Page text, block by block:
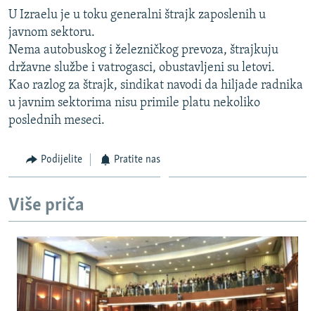
FOTOGALERIJE
INFOGRAFIKE
RAT U UKRAJINI
KINA NA BALKANU
RSE PRIČE IZ SVIJETA
ISPRIČAJ MI
DNEVNO@RSE
VIŠE OD NASLOVA
POPLAVE I KLIZIŠTA U BIH 2024.
TV LIBERTY
POST SCRIPTUM
MOJA EVROPA
PRATITE NAS
Sve RFE/RL stranice
U Izraelu je u toku generalni štrajk zaposlenih u
javnom sektoru.
Nema autobuskog i železničkog prevoza, štrajkuju
državne službe i vatrogasci, obustavljeni su letovi.
Kao razlog za štrajk, sindikat navodi da hiljade radnika
u javnim sektorima nisu primile platu nekoliko
poslednih meseci.
Podijelite Pratite nas
Više priča